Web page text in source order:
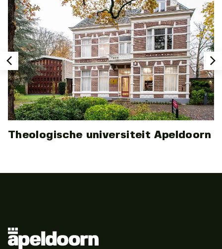
Theologische universiteit Apeldoorn